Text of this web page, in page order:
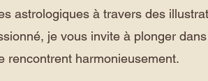
astrologiques à travers des
je vous invite à plonger
rencontrent harmonieusement.